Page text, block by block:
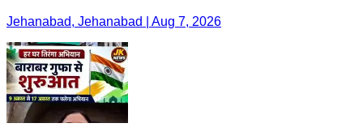
Jehanabad, Jehanabad | Aug 7, 2026